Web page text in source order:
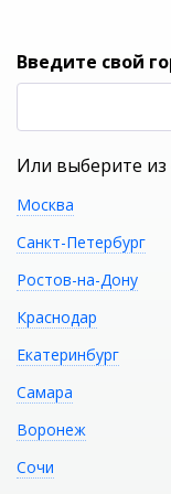
A11011
1F
Введите свой
Или выберите из
Москва
Санкт-Петербург
Ростов-на-Дону
Краснодар
Екатеринбург
Самара
Воронеж
Сочи